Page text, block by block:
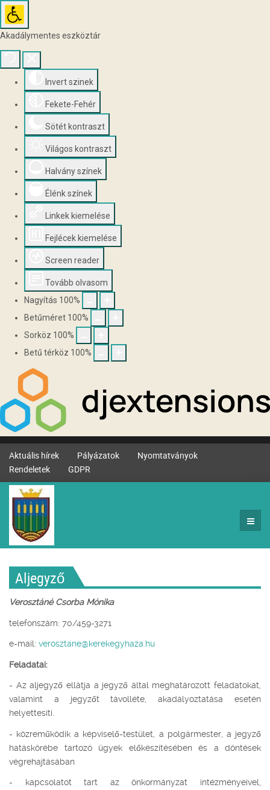
Akadálymentes eszköztár
Invert szinek
Fekete-Fehér
Sötét kontraszt
Világos kontraszt
Halvány színek
Élénk színek
Linkek kiemelése
Fejlécek kiemelése
Screen reader
Tovább olvasom
Nagyítás 100%
Betűméret 100%
Sorköz 100%
Betű térköz 100%
Aktuális hírek Pályázatok
Nyomtatványok
Rendeletek
GDPR
Aljegyző
Verosztáné Csorba Mónika
telefonszám: 70/459-3271
e-mail: verosztane@kerekegyhaza.hu
Feladatai:
- Az aljegyző ellátja a jegyző által meghatározott feladatokat,
valamint a jegyzőt távolléte, akadályoztatása esetén
helyettesíti.
- közreműködik a képviselő-testület, a polgármester, a jegyző
hatáskörébe tartozó ügyek előkészítésében és a döntések
végrehajtásában
- kapcsolatot tart az önkormányzat intézményeivel,